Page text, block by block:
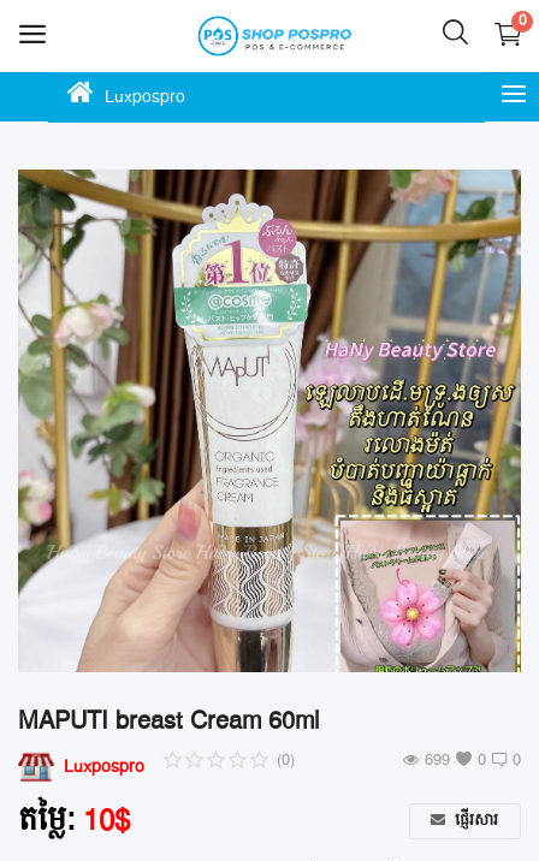
0
Luxpospro
លក់
នេះ
ភោជនីយដ្ឋាន
ហាងកាហ្វេ
ហាងម៉ាត
ហាងលក់ចាប់ហួយ
ស្កុក ឃ្លាំង ទំនិញ
ហាងបោះដុំ លក់រាយ
ហាងម៉ាស្សា នឹង ស្បា
ឱសថស្ថាន
ហាងលក់ផ្កា
ហាងលក់សំលៀកបំពាក់
MAPUTI breast Cream 60ml
Luxpospro 0
(0) 0
699
តម្លៃ: 10$ ផ្ញើរសារ